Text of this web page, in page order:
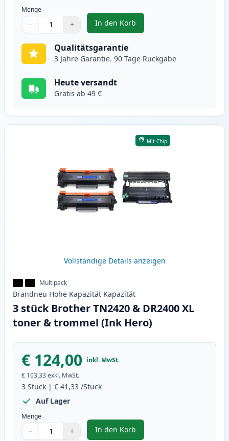
Menge
Verwenden Sie die Tasten, um anzupassen
− +
1
In den Korb
, 5 stück Brother TN2420
Qualitätsgarantie
3 Jahre Garantie. 90 Tage Rückgabe
Heute versandt
Gratis ab 49 €
Mit Chip
Vollständige Details anzeigen
Multipack
Brandneu Hohe Kapazität Kapazität
3 stück Brother TN2420 & DR2400 XL
toner & trommel (Ink Hero)
€ 124,00 inkl. MwSt.
€ 103,33exkl. MwSt.
3 Stück | € 41,33 /Stück
Auf Lager
Menge
Verwenden Sie die Tasten, um anzupassen
− +
1
In den Korb
, 3 stück Brother TN2420 &